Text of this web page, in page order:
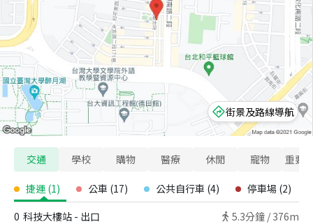
街景及路線導航
交通 學校 購物 醫療 休閒 寵物 重要
捷運 (1) 公車 (17) 公共自行車 (4) 停車場 (2)
0 科技大樓站 - 出口 5.3分鐘 / 376m